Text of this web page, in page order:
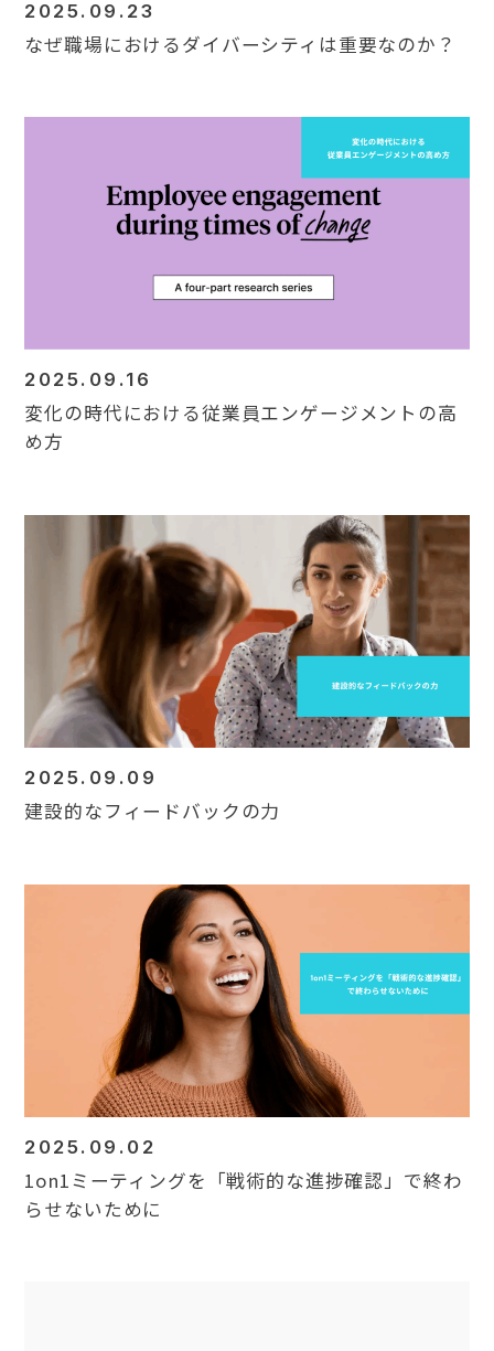
2025.09.23
なぜ職場におけるダイバーシティは重要なのか？
2025.09.16
変化の時代における従業員エンゲージメントの高
め方
2025.09.09
建設的なフィードバックの力
2025.09.02
1on1ミーティングを「戦術的な進捗確認」で終わ
らせないために